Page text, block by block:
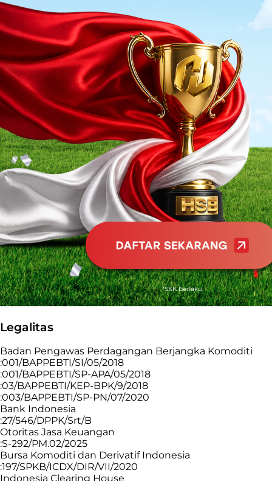
Legalitas
Badan Pengawas Perdagangan Berjangka Komoditi
:001/BAPPEBTI/SI/05/2018
:001/BAPPEBTI/SP-APA/05/2018
:03/BAPPEBTI/KEP-BPK/9/2018
:003/BAPPEBTI/SP-PN/07/2020
Bank Indonesia
:27/546/DPPK/Srt/B
Otoritas Jasa Keuangan
:S-292/PM.02/2025
Bursa Komoditi dan Derivatif Indonesia
:197/SPKB/ICDX/DIR/VII/2020
Indonesia Clearing House